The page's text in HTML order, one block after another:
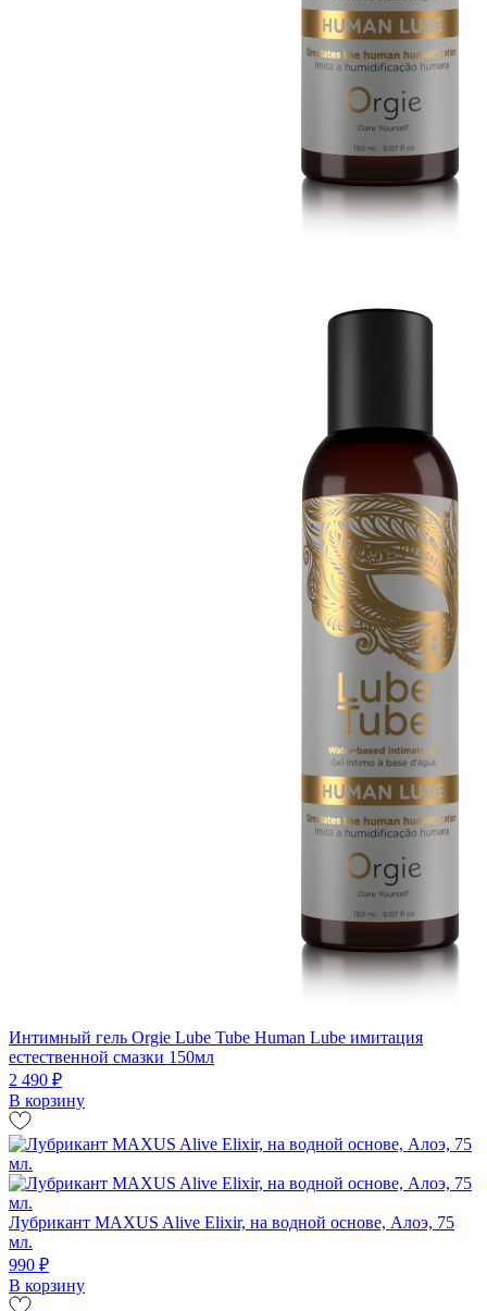
Интимный гель Orgie Lube Tube Human Lube имитация
естественной смазки 150мл
2 490 ₽
В корзину
Лубрикант MAXUS Alive Elixir, на водной основе, Алоэ, 75
мл.
990 ₽
В корзину